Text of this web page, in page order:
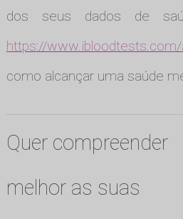
dos seus dados de
https://www.ibloodtests.com/
como alcançar uma saúde
Quer compreender
melhor as suas